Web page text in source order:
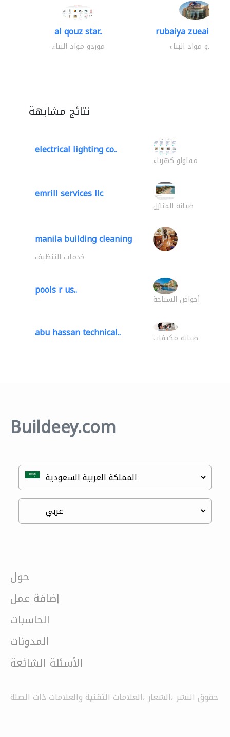
al qouz star..
موردو مواد البناء
rubaiya zueaid
موردو مواد البناء
نتائج مشابهة
electrical lighting co..
مقاولو كهرباء
emrill services llc
صيانة المنازل
manila building cleaning
خدمات التنظيف
pools r us..
أحواض السباحة
abu hassan technical.. صيانة مكيفات
Buildeey.com
حول
إضافة عمل
الحاسبات
المدونات
الأسئلة الشائعة
حقوق النشر ،الشعار ،العلامات التقنية والعلامات ذات الصلة